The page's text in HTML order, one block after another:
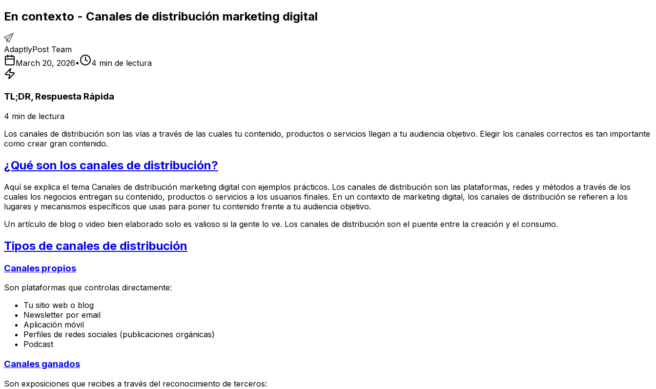
En contexto - Canales de distribución marketing digital
AdaptlyPost Team
March 20, 2026• 4 min de lectura
TL;DR, Respuesta Rápida
4 min de lectura
Los canales de distribución son las vías a través de las cuales tu contenido, productos o servicios llegan a tu audiencia objetivo. Elegir los canales correctos es tan importante
como crear gran contenido.
¿Qué son los canales de distribución?
Aquí se explica el tema Canales de distribución marketing digital con ejemplos prácticos. Los canales de distribución son las plataformas, redes y métodos a través de los
cuales los negocios entregan su contenido, productos o servicios a los usuarios finales. En un contexto de marketing digital, los canales de distribución se refieren a los
lugares y mecanismos específicos que usas para poner tu contenido frente a tu audiencia objetivo.
Un artículo de blog o video bien elaborado solo es valioso si la gente lo ve. Los canales de distribución son el puente entre la creación y el consumo.
Tipos de canales de distribución
Canales propios
Son plataformas que controlas directamente:
Tu sitio web o blog
Newsletter por email
Aplicación móvil
Perfiles de redes sociales (publicaciones orgánicas)
Podcast
Canales ganados
Son exposiciones que recibes a través del reconocimiento de terceros: